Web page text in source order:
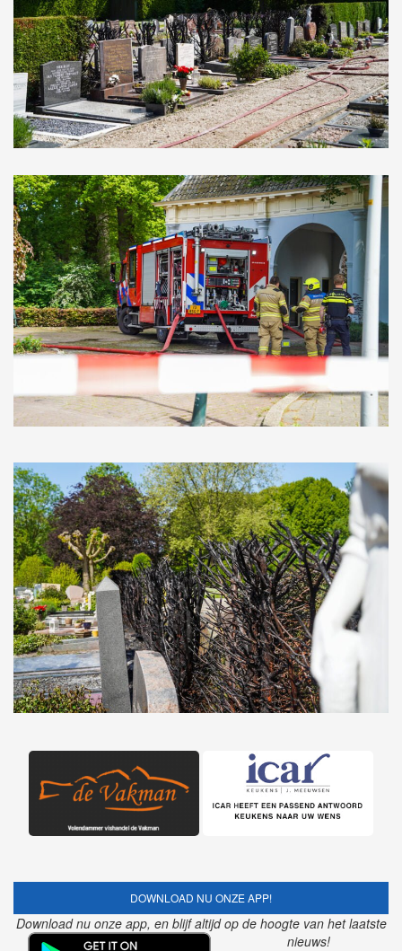
DOWNLOAD NU ONZE APP!
Download nu onze app, en blijf altijd op de hoogte van het laatste
nieuws!